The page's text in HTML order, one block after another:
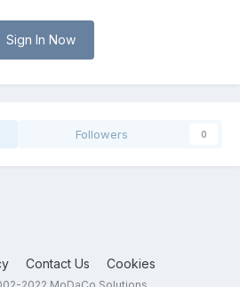
Sign In Now
Followers 0
Contact Us Cookies